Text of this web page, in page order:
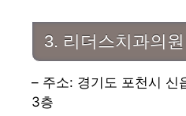
3. 리더스치과의원
– 주소: 경기도 포천시
3층